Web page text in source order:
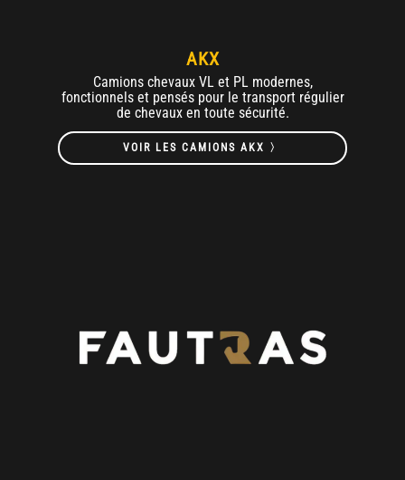
AKX
Camions chevaux VL et PL modernes,
fonctionnels et pensés pour le transport régulier
de chevaux en toute sécurité.
VOIR LES CAMIONS AKX 〉